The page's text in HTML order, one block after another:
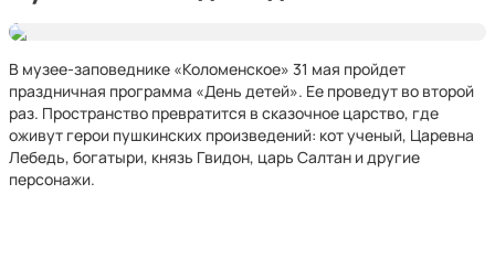
В музее-заповеднике «Коломенское» 31 мая пройдет
праздничная программа «День детей». Ее проведут во второй
раз. Пространство превратится в сказочное царство, где
оживут герои пушкинских произведений: кот ученый, Царевна
Лебедь, богатыри, князь Гвидон, царь Салтан и другие
персонажи.